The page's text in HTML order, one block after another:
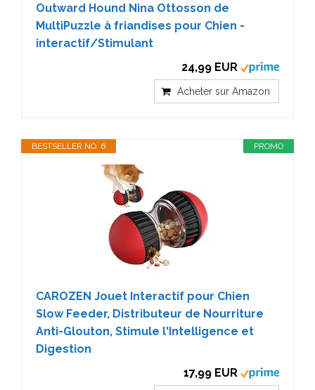
Outward Hound Nina Ottosson de
MultiPuzzle à friandises pour Chien -
interactif/Stimulant
24,99 EUR
Acheter sur Amazon
PROMO
BESTSELLER NO. 6
CAROZEN Jouet Interactif pour Chien
Slow Feeder, Distributeur de Nourriture
Anti-Glouton, Stimule l'Intelligence et
Digestion
17,99 EUR